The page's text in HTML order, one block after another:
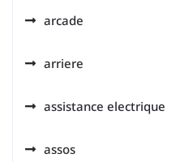
arcade
arriere
assistance electrique
assos